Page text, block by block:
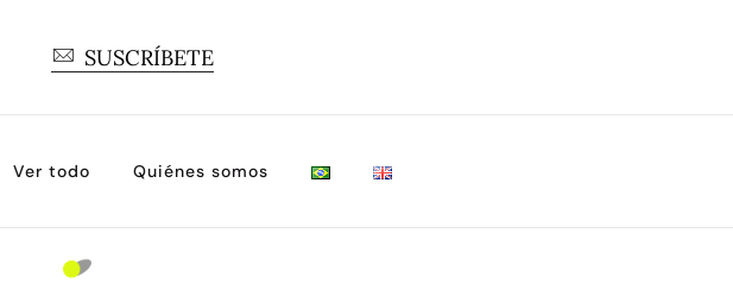
SUSCRÍBETE
Ver todo Quiénes somos